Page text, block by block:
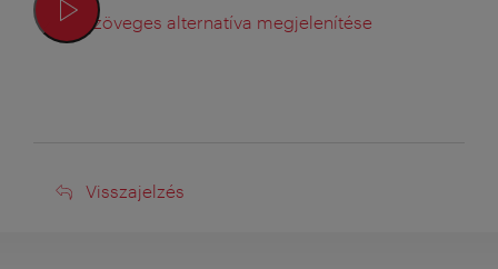
Szöveges alternatíva megjelenítése
Visszajelzés
Visszajelzés